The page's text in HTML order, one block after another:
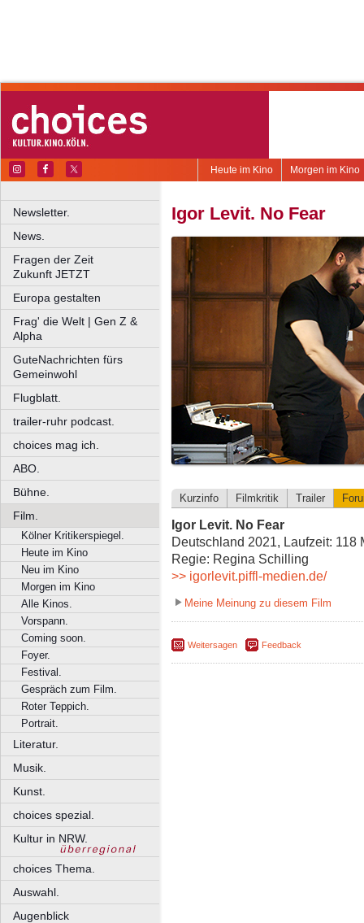
Morgen im Kino
Heute im Kino
Newsletter.
News.
Fragen der Zeit
Zukunft JETZT
Europa gestalten
Frag' die Welt | Gen Z &
Alpha
GuteNachrichten fürs
Gemeinwohl
Flugblatt.
trailer-ruhr podcast.
choices mag ich.
ABO.
Bühne.
Film.
Kölner Kritikerspiegel.
Heute im Kino
Neu im Kino
Morgen im Kino
Alle Kinos.
Vorspann.
Coming soon.
Foyer.
Festival.
Gespräch zum Film.
Roter Teppich.
Portrait.
Literatur.
Musik.
Kunst.
choices spezial.
Kultur in NRW.
choices Thema.
Auswahl.
Augenblick
Igor Levit. No Fear
Kurzinfo Filmkritik Trailer
Igor Levit. No Fear
Deutschland 2021, Laufzeit: 118
Regie: Regina Schilling
>> igorlevit.piffl-medien.de/
Meine Meinung zu diesem Film
Weitersagen Feedback